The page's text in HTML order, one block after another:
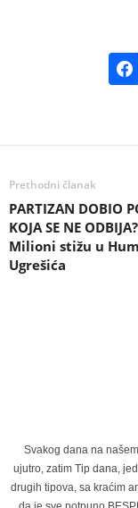
Prethodni članak
PARTIZAN DOBIO
KOJA SE NE
Milioni stižu u
Ugrešića
Svakog dana na
ujutro, zatim Tip dana,
drugih tipova, sa kraćim